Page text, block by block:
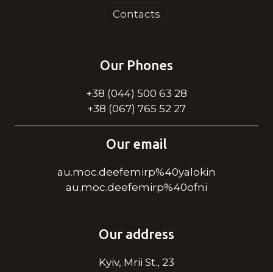
Contacts
Our Phones
+38 (044) 500 63 28
+38 (067) 765 52 27
Our email
au.moc.deefemirp%40yalokin
au.moc.deefemirp%40ofni
Our address
Kyiv, Mrii St., 23